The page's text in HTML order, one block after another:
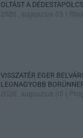
OLTÁST A
2026. augusztus 05
VISSZATÉR EGER
LEGNAGYOBB
2026. augusztus 05